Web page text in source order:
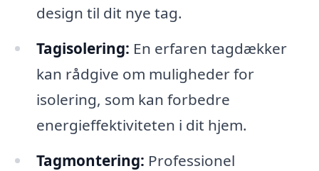
design til dit nye tag.
Tagisolering: En erfaren tagdækker
kan rådgive om muligheder for
isolering, som kan forbedre
energieffektiviteten i dit hjem.
Tagmontering: Professionel